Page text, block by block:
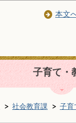
本文
子育て・
社会教育課 子育